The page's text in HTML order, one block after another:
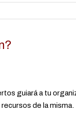
guiará a tu
de la misma.